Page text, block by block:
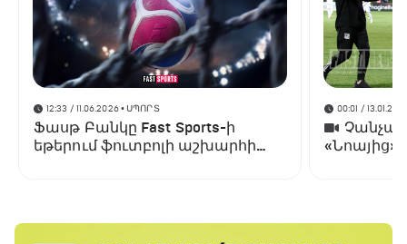
12:33 / 11.06.2026• ՍՊՈՐՏ
Ֆասթ Բանկը Fast Sports-ի
եթերում ֆուտբոլի աշխարհի
00:01 /
«Նոայից»